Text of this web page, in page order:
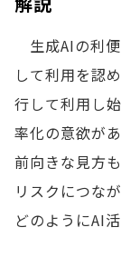
生成AIの利便
して利用を認
行して利用し
率化の意欲が
前向きな見方
リスクにつな
どのようにAI